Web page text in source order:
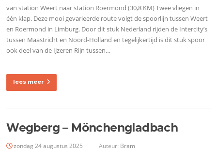
van station Weert naar station Roermond (30,8 KM) Twee vliegen in
één klap. Deze mooi gevarieerde route volgt de spoorlijn tussen Weert
en Roermond in Limburg. Door dit stuk Nederland rijden de Intercity’s
tussen Maastricht en Noord-Holland en tegelijkertijd is dit stuk spoor
ook deel van de IJzeren Rijn tussen…
lees meer
Wegberg – Mönchengladbach
zondag 24 augustus 2025 Auteur: Bram